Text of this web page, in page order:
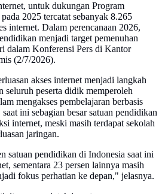
untuk dukungan Program
2025 tercatat sebanyak 8.265
internet. Dalam perencanaan 2026,
menjadi target pemenuhan
dalam Konferensi Pers di Kantor
(2/7/2026).
akses internet menjadi langkah
seluruh peserta didik memperoleh
mengakses pembelajaran berbasis
ini sebagian besar satuan pendidikan
internet, meski masih terdapat sekolah
jaringan.
satuan pendidikan di Indonesia saat ini
sementara 23 persen lainnya masih
fokus perhatian ke depan," jelasnya.